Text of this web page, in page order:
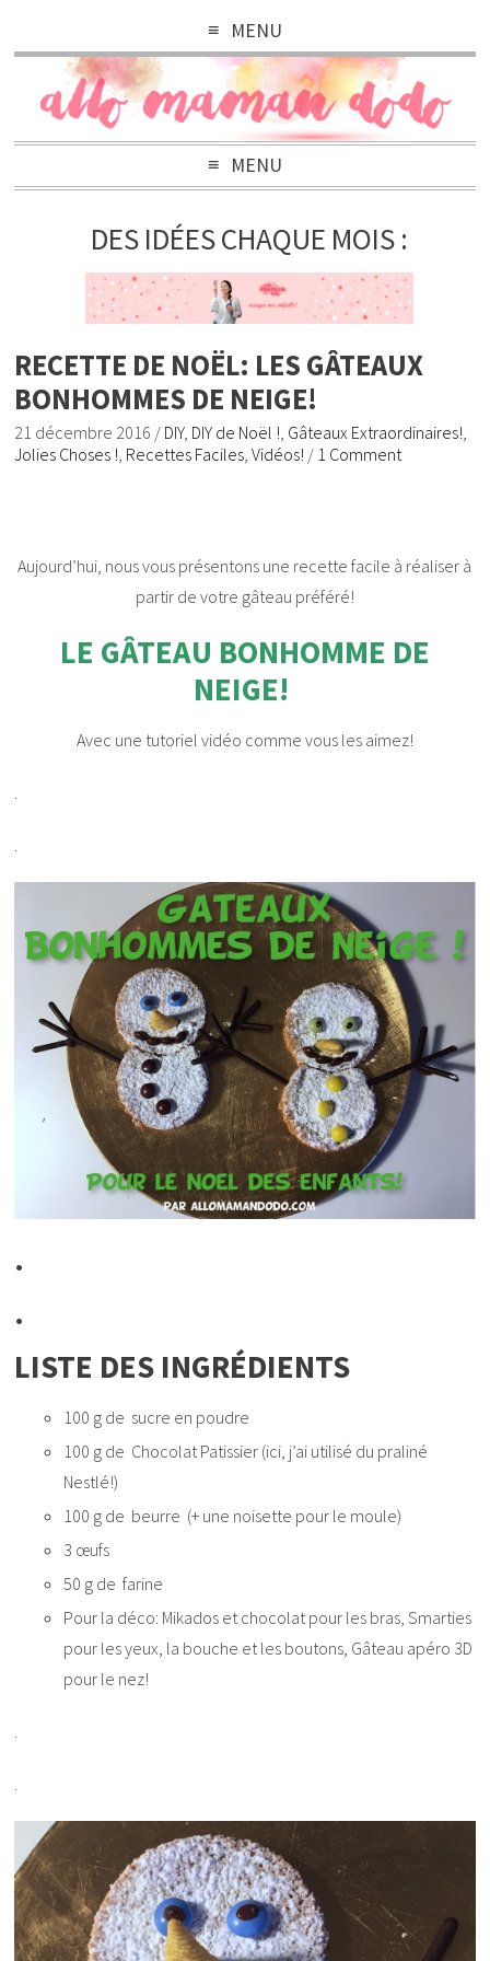
MENU
MENU
DES IDÉES CHAQUE MOIS :
RECETTE DE NOËL: LES GÂTEAUX
BONHOMMES DE NEIGE!
21 décembre 2016 / DIY, DIY de Noël ! Gâteaux Extraordinaires!
Jolies Choses ! Recettes Faciles ,Vidéos! / 1 Comment
Aujourd’hui, nous vous présentons une recette facile à réaliser à
partir de votre gâteau préféré!
LE GÂTEAU BONHOMME DE
NEIGE!
Avec une tutoriel vidéo comme vous les aimez!
.
.
LISTE DES INGRÉDIENTS
100 g de sucre en poudre
100 g de Chocolat Patissier (ici, j’ai utilisé du praliné
Nestlé!)
100 g de beurre (+ une noisette pour le moule)
3 œufs
50 g de farine
Pour la déco: Mikados et chocolat pour les bras, Smarties
pour les yeux, la bouche et les boutons, Gâteau apéro 3D
pour le nez!